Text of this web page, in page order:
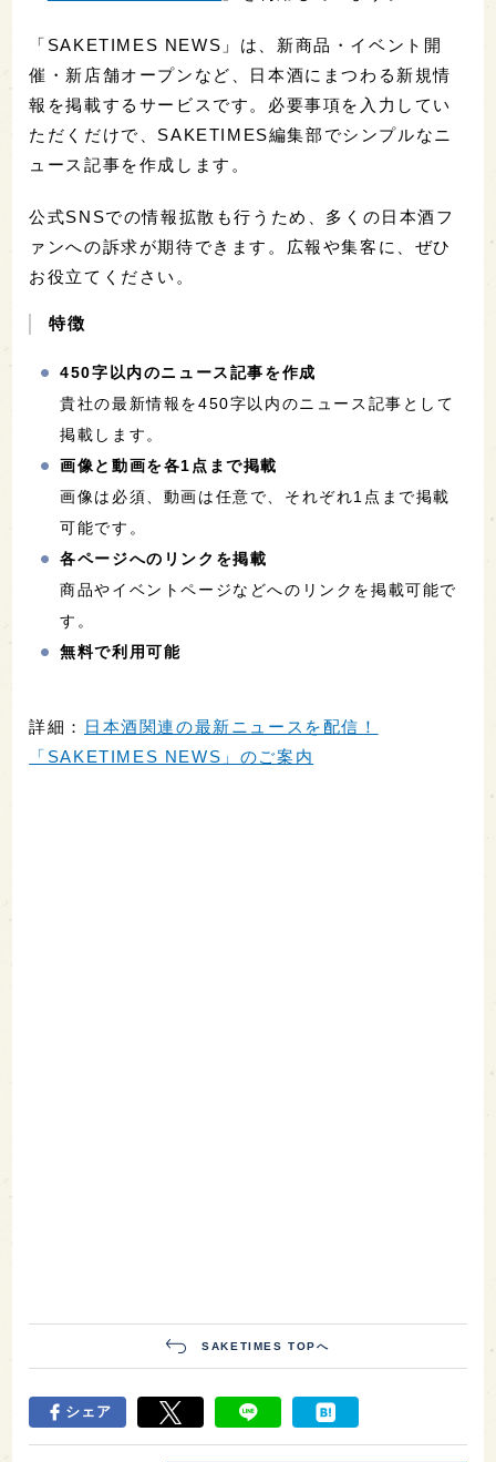
「SAKETIMES NEWS」は、新商品・イベント開
催・新店舗オープンなど、日本酒にまつわる新規情
報を掲載するサービスです。必要事項を入力してい
ただくだけで、SAKETIMES編集部でシンプルなニ
ュース記事を作成します。
公式SNSでの情報拡散も行うため、多くの日本酒フ
ァンへの訴求が期待できます。広報や集客に、ぜひ
お役立てください。
特徴
450字以内のニュース記事を作成
貴社の最新情報を450字以内のニュース記事として
掲載します。
画像と動画を各1点まで掲載
画像は必須、動画は任意で、それぞれ1点まで掲載
可能です。
各ページへのリンクを掲載
商品やイベントページなどへのリンクを掲載可能で
す。
無料で利用可能
詳細：
日本酒関連の最新ニュースを配信！
「SAKETIMES NEWS」のご案内
SAKETIMES TOPへ
シェア